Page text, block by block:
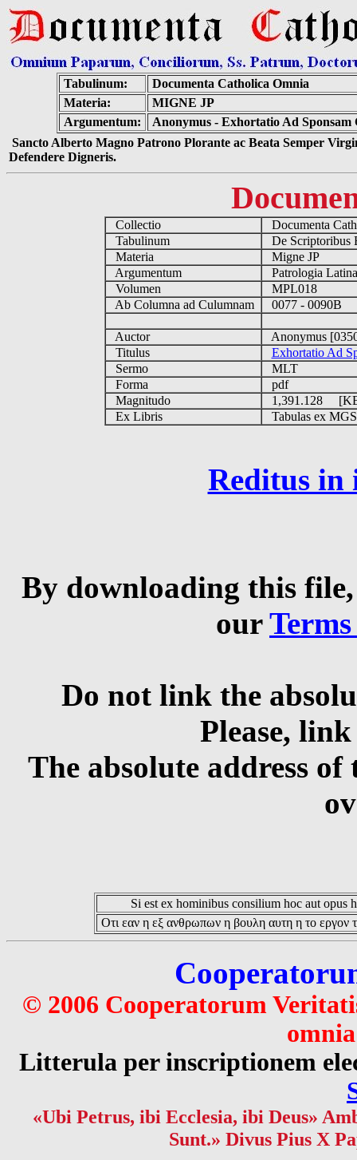
Tabulinum:
Documenta Catholica Omnia
Materia:
MIGNE JP
Argumentum:
Anonymus - Exhortatio Ad
Sancto Alberto Magno Patrono Plorante ac Beata Semper
Defendere Digneris.
Collectio
Documenta
Tabulinum
De Scriptoribus
Materia
Migne JP
Argumentum
Patrologia
Volumen
MPL018
Ab Columna ad Culumnam
0077 - 0090B
Auctor
Anonymus
Titulus
Exhortatio Ad
Sermo
MLT
Forma
pdf
Magnitudo
1,391.128
Ex Libris
Tabulas ex
Reditus in
By downloading this
our
Do not link the
Please,
The absolute address
Si est ex hominibus consilium hoc aut opus
Οτι εαν η εξ ανθρωπων η βουλη αυτη η το εργον
© 2006 Cooperatorum
Litterula per inscriptionem
«Ubi Petrus, ibi Ecclesia, ibi Deus»
Sunt.» Divus Pius X